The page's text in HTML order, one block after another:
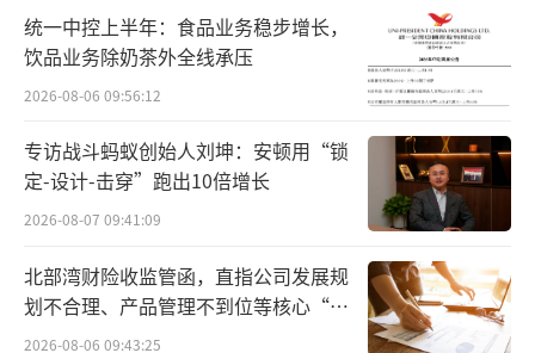
作为当红主播，“一条小团团”商业价值
非常高。在2019年5月的斗鱼礼物流水收入排行
榜中，“一条小团团”拿到了539万元的礼物收
入，这个收入仅次于当时的榜单“一哥”旭旭
宝宝，超越了PDD。
此外，“一条小团团”录制的高德语音包
用户量已经超千万，是最高德地图中受欢迎的
导航语音包之一。
统一中控上半年：食品业务稳步增长，
饮品业务除奶茶外全线承压
2026-08-06 09:56:12
专访战斗蚂蚁创始人刘坤：安顿用“锁
定-设计-击穿”跑出10倍增长
2026-08-07 09:41:09
北部湾财险收监管函，直指公司发展规
划不合理、产品管理不到位等核心“痛
点”
2026-08-06 09:43:25